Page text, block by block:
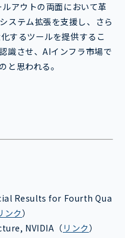
アウトの両面において革
ステム拡張を支援し、さら
するツールを提供するこ
識させ、AIインフラ市場で
と思われる。
Results for Fourth Qua
ンク）
NVIDIA（ リンク）